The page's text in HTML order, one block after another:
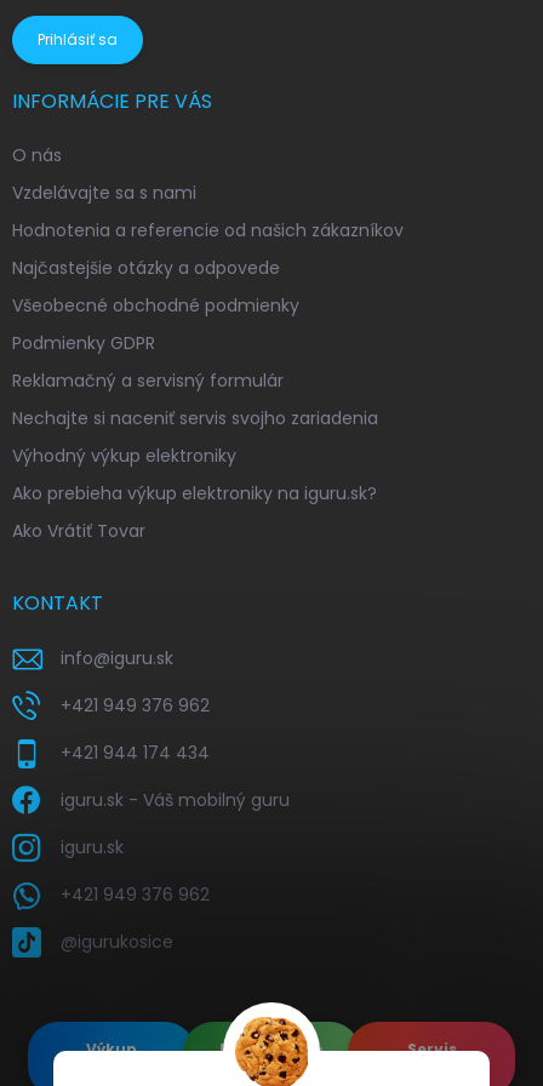
Prihlásiť sa
INFORMÁCIE PRE VÁS
O nás
Vzdelávajte sa s nami
Hodnotenia a referencie od našich zákazníkov
Najčastejšie otázky a odpovede
Všeobecné obchodné podmienky
Podmienky GDPR
Reklamačný a servisný formulár
Nechajte si naceniť servis svojho zariadenia
Výhodný výkup elektroniky
Ako prebieha výkup elektroniky na iguru.sk?
Ako Vrátiť Tovar
KONTAKT
info@iguru.sk
+421 949 376 962
+421 944 174 434
iguru.sk - Váš mobilný guru
iguru.sk
+421 949 376 962
@igurukosice
Výkup
Renovované
Apple's
Servis